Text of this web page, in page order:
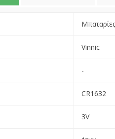
Μπαταρίες
Vinnic
-
CR1632
3V